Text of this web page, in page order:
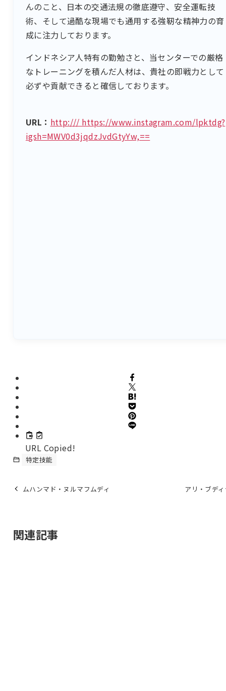
んのこと、日本の交通法規の徹底遵守、安全運転技
術、そして過酷な現場でも通用する強靭な精神力の育
成に注力しております。
インドネシア人特有の勤勉さと、当センターでの厳格
なトレーニングを積んだ人材は、貴社の即戦力として
必ずや貢献できると確信しております。
URL： http:/// https://www.instagram.com/lpktdg?
igsh=MWV0d3jqdzJvdGtyYw,==
URL Copied!
特定技能
ムハンマド・ヌルマフムディ アリ・ブデ
関連記事